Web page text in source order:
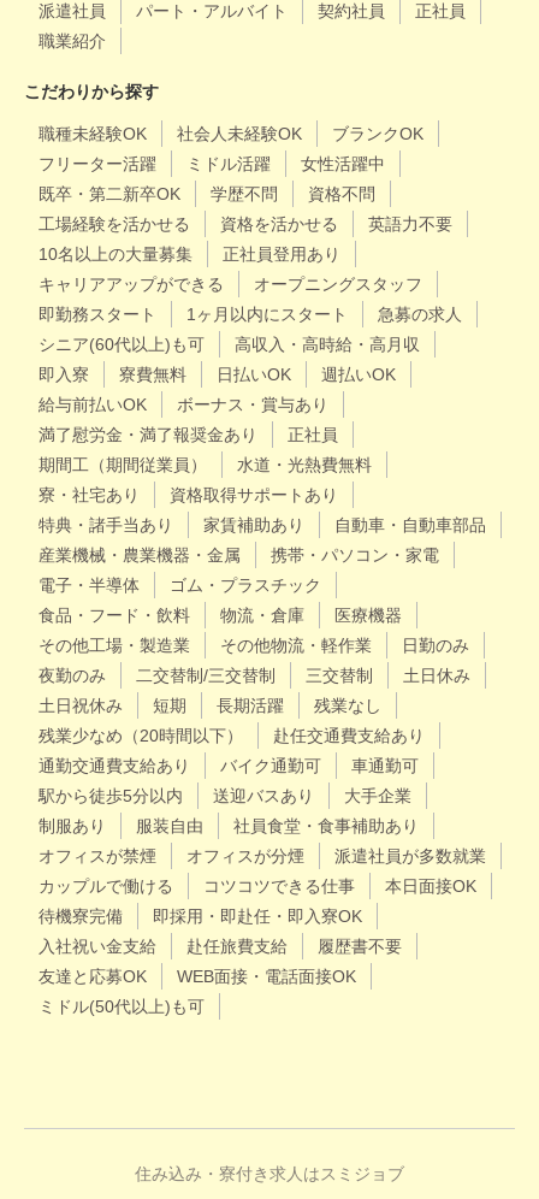
派遣社員 パート・アルバイト 契約社員
正社員
職業紹介
こだわりから探す
職種未経験OK 社会人未経験OK
ブランクOK
フリーター活躍
ミドル活躍
女性活躍中
既卒・第二新卒OK
学歴不問
資格不問
工場経験を活かせる
資格を活かせる
英語力不要
10名以上の大量募集
正社員登用あり
キャリアアップができる
オープニングスタッフ
即勤務スタート
1ヶ月以内にスタート
急募の求人
シニア(60代以上)も可
高収入・高時給・高月収
即入寮
寮費無料 日払いOK
週払いOK
給与前払いOK
ボーナス・賞与あり
満了慰労金・満了報奨金あり
正社員
期間工（期間従業員）
水道・光熱費無料
寮・社宅あり
資格取得サポートあり
特典・諸手当あり
家賃補助あり
自動車・自動車部品
産業機械・農業機器・金属
携帯・パソコン・家電
電子・半導体
ゴム・プラスチック
食品・フード・飲料
物流・倉庫
医療機器
その他工場・製造業
その他物流・軽作業
日勤のみ
夜勤のみ
二交替制/三交替制 三交替制
土日休み
土日祝休み
短期 長期活躍
残業なし
残業少なめ（20時間以下）
赴任交通費支給あり
通勤交通費支給あり
バイク通勤可
車通勤可
駅から徒歩5分以内
送迎バスあり
大手企業
制服あり
服装自由
社員食堂・食事補助あり
オフィスが禁煙
オフィスが分煙
派遣社員が多数就業
カップルで働ける
コツコツできる仕事
本日面接OK
待機寮完備
即採用・即赴任・即入寮OK
入社祝い金支給
赴任旅費支給
履歴書不要
友達と応募OK
WEB面接・電話面接OK
ミドル(50代以上)も可
住み込み・寮付き求人はスミジョブ